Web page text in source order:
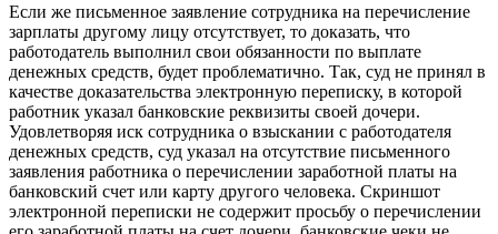
Если же письменное заявление сотрудника на перечисление
зарплаты другому лицу отсутствует, то доказать, что
работодатель выполнил свои обязанности по выплате
денежных средств, будет проблематично. Так, суд не принял в
качестве доказательства электронную переписку, в которой
работник указал банковские реквизиты своей дочери.
Удовлетворяя иск сотрудника о взыскании с работодателя
денежных средств, суд указал на отсутствие письменного
заявления работника о перечислении заработной платы на
банковский счет или карту другого человека. Скриншот
электронной переписки не содержит просьбу о перечислении